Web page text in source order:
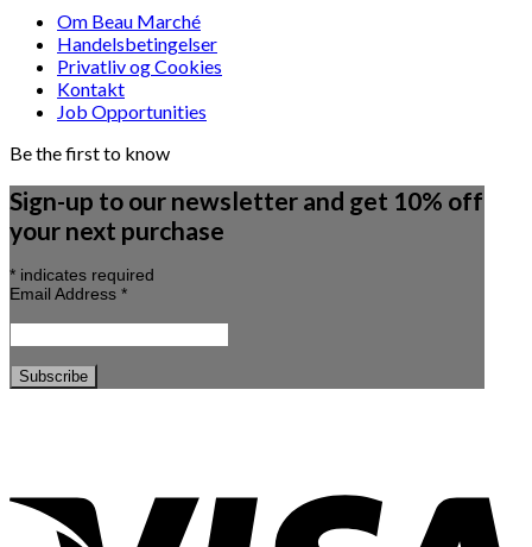
Om Beau Marché
Handelsbetingelser
Privatliv og Cookies
Kontakt
Job Opportunities
Be the first to know
Sign-up to our newsletter and get 10% off
your next purchase
* indicates required
Email Address *